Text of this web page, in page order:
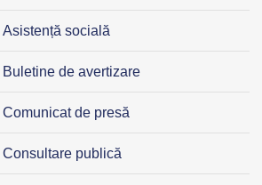
Asistență socială
Buletine de avertizare
Comunicat de presă
Consultare publică